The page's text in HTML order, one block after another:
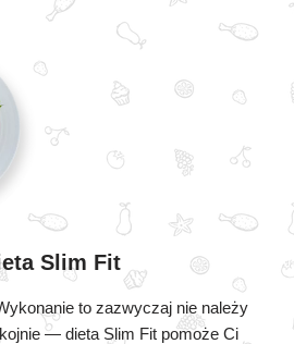
Slim Fit
to zazwyczaj nie należy
— dieta Slim Fit pomoże Ci